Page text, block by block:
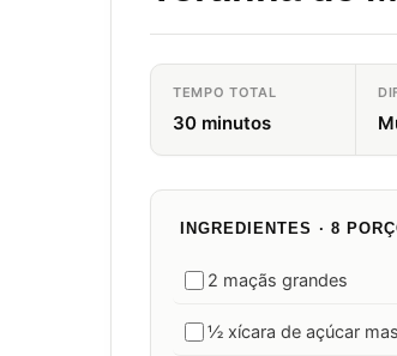
TEMPO TOTAL
30 minutos
INGREDIENTES · 8
2 maçãs grandes
½ xícara de açúcar